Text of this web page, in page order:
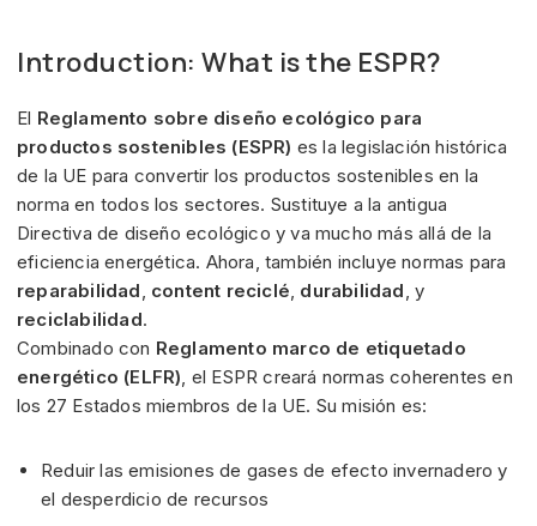
Introduction: What is the ESPR?
El Reglamento sobre diseño ecológico para
productos sostenibles (ESPR) es la legislación histórica
de la UE para convertir los productos sostenibles en la
norma en todos los sectores. Sustituye a la antigua
Directiva de diseño ecológico y va mucho más allá de la
eficiencia energética. Ahora, también incluye normas para
reparabilidad content reciclé durabilidad , y
reciclabilidad.
Combinado con Reglamento marco de etiquetado
energético (ELFR) , el ESPR creará normas coherentes en
los 27 Estados miembros de la UE. Su misión es:
Reduir las emisiones de gases de efecto invernadero y
el desperdicio de recursos